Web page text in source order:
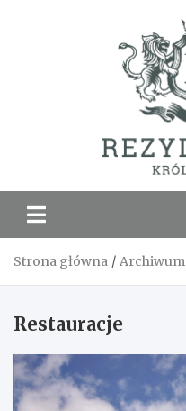
Strona główna Archiwum
Restauracje